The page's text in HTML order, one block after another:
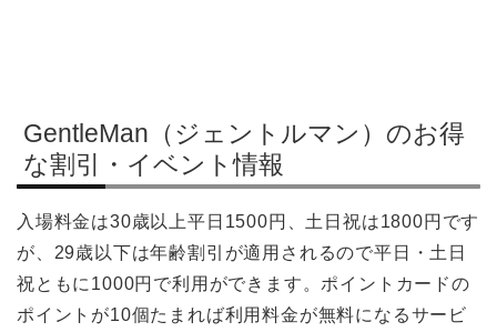
GentleMan（ジェントルマン）のお得
な割引・イベント情報
入場料金は30歳以上平日1500円、土日祝は1800円です
が、29歳以下は年齢割引が適用されるので平日・土日
祝ともに1000円で利用ができます。ポイントカードの
ポイントが10個たまれば利用料金が無料になるサービ